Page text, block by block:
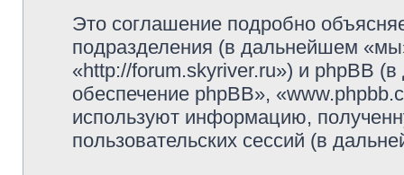
Это соглашение подробно
подразделения (в дальнейшем
«http://forum.skyriver.ru») и phpBB
обеспечение phpBB»,
используют информацию,
пользовательских сессий (в